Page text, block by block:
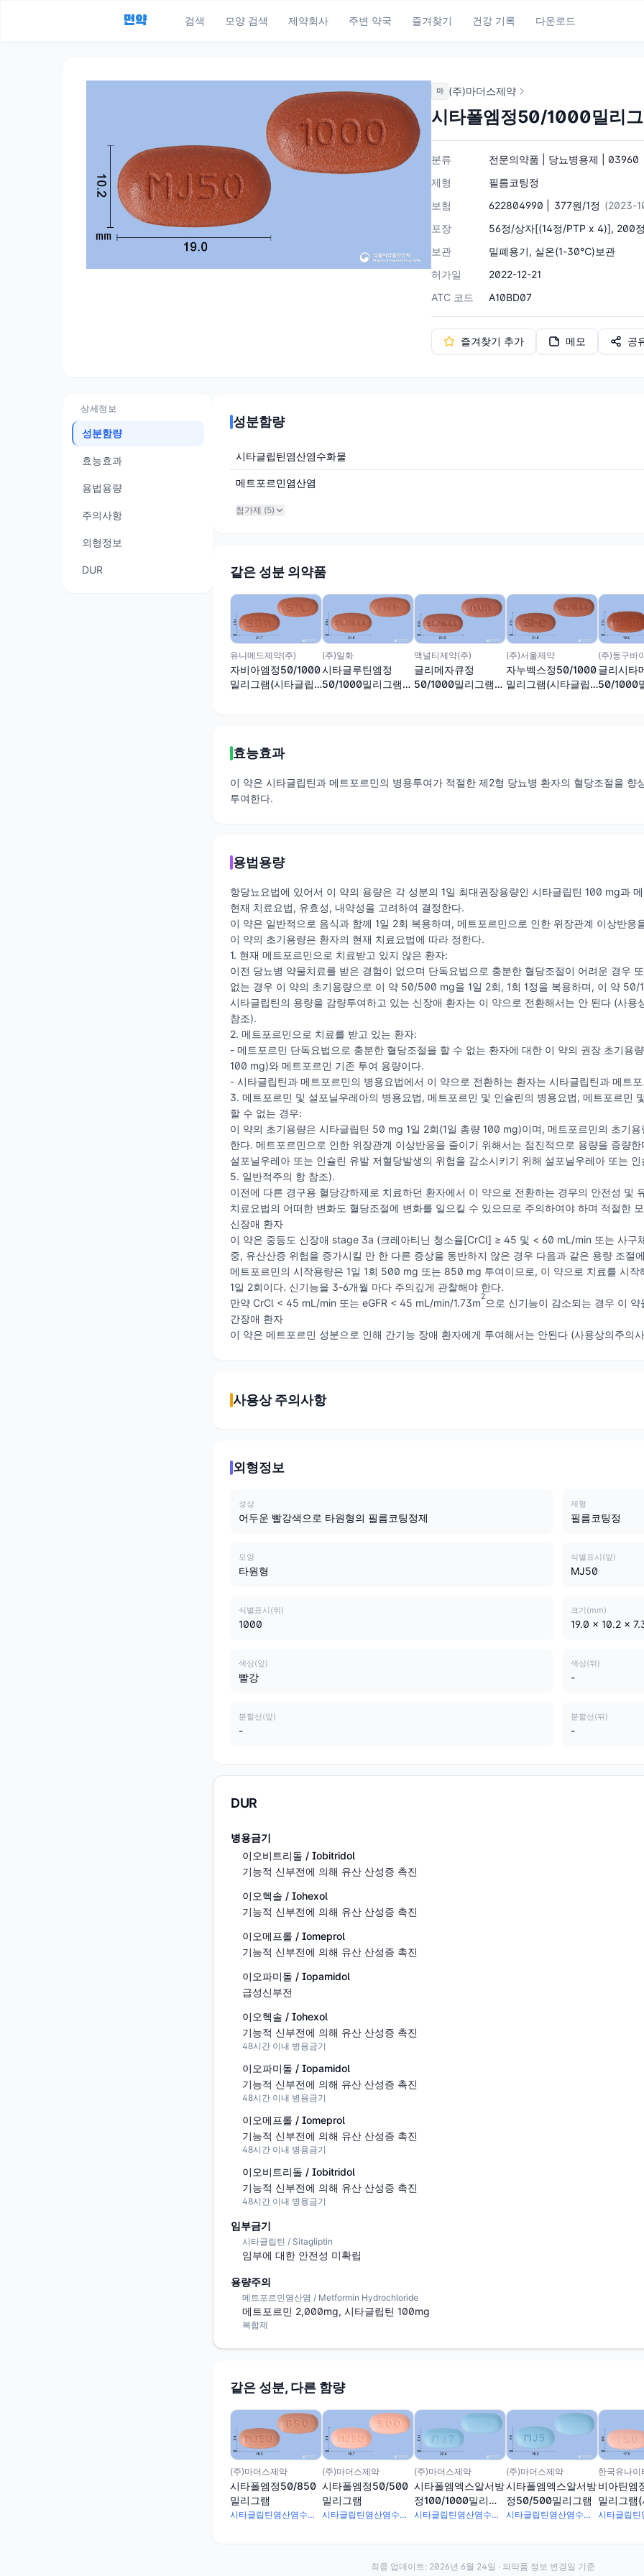
먼약 검색 모양 검색 제약회사 주변 약국 즐겨찾기 건강 기록 다운로드
마 (주)마더스제약
시타폴엠정50/1000밀리
분류
전문의약품 | 당뇨병용제 | 03960
제형
필름코팅정
보험
622804990 | 377원/1정 (2023-
포장
56정/상자[(14정/PTP x 4)], 200
보관
밀폐용기, 실온(1-30℃)보관
허가일
2022-12-21
ATC 코드
A10BD07
즐겨찾기 추가 메모 공
상세정보
성분함량
효능효과
용법용량
주의사항
외형정보
DUR
성분함량
시타글립틴염산염수화물
메트포르민염산염
첨가제 (5)
같은 성분 의약품
유니메드제약(주)
자비아엠정50/1000
밀리그램(시타글립
(주)일화
시타글루틴엠정
50/1000밀리그램
맥널티제약(주)
글리메자큐정
50/1000밀리그램
(주)서울제약
자누벡스정50/1000
밀리그램(시타글립
(주)동구바
글리시타
50/1000
효능효과
이 약은 시타글립틴과 메트포르민의 병용투여가 적절한 제2형 당뇨병 환자의 혈당조절을
투여한다.
용법용량
항당뇨요법에 있어서 이 약의 용량은 각 성분의 1일 최대권장용량인 시타글립틴 100 mg과
현재 치료요법, 유효성, 내약성을 고려하여 결정한다.
이 약은 일반적으로 음식과 함께 1일 2회 복용하며, 메트포르민으로 인한 위장관계 이상반
이 약의 초기용량은 환자의 현재 치료요법에 따라 정한다.
1. 현재 메트포르민으로 치료받고 있지 않은 환자:
이전 당뇨병 약물치료를 받은 경험이 없으며 단독요법으로 충분한 혈당조절이 어려운 경우
없는 경우 이 약의 초기용량으로 이 약 50/500 mg을 1일 2회, 1회 1정을 복용하며, 이 약
시타글립틴의 용량을 감량투여하고 있는 신장애 환자는 이 약으로 전환해서는 안 된다 (사
참조).
2. 메트포르민으로 치료를 받고 있는 환자:
- 메트포르민 단독요법으로 충분한 혈당조절을 할 수 없는 환자에 대한 이 약의 권장 초기용
100 mg)와 메트포르민 기존 투여 용량이다.
- 시타글립틴과 메트포르민의 병용요법에서 이 약으로 전환하는 환자는 시타글립틴과 메트
3. 메트포르민 및 설포닐우레아의 병용요법, 메트포르민 및 인슐린의 병용요법, 메트포르민
할 수 없는 경우:
이 약의 초기용량은 시타글립틴 50 mg 1일 2회(1일 총량 100 mg)이며, 메트포르민의 초기
한다. 메트포르민으로 인한 위장관계 이상반응을 줄이기 위해서는 점진적으로 용량을 증량
설포닐우레아 또는 인슐린 유발 저혈당발생의 위험을 감소시키기 위해 설포닐우레아 또는
5. 일반적주의 항 참조).
이전에 다른 경구용 혈당강하제로 치료하던 환자에서 이 약으로 전환하는 경우의 안전성 및
치료요법의 어떠한 변화도 혈당조절에 변화를 일으킬 수 있으므로 주의하여야 하며 적절한
신장애 환자
이 약은 중등도 신장애 stage 3a (크레아티닌 청소율[CrCl] ≥ 45 및 < 60 mL/min 또는 사구
중, 유산산증 위험을 증가시킬 만 한 다른 증상을 동반하지 않은 경우 다음과 같은 용량 조절
메트포르민의 시작용량은 1일 1회 500 mg 또는 850 mg 투여이므로, 이 약으로 치료를 시
1일 2회이다. 신기능을 3-6개월 마다 주의깊게 관찰해야 한다.
만약 CrCl < 45 mL/min 또는 eGFR < 45 mL/min/1.73m
2
으로 신기능이 감소되는 경우 이
간장애 환자
이 약은 메트포르민 성분으로 인해 간기능 장애 환자에게 투여해서는 안된다 (사용상의주의
사용상 주의사항
외형정보
성상
어두운 빨강색으로 타원형의 필름코팅정제
제형
필름코팅정
모양
타원형
식별표시(앞)
MJ50
식별표시(뒤)
1000
크기(mm)
19.0 x 10.2 x
색상(앞)
빨강
색상(뒤)
-
분할선(앞)
-
분할선(뒤)
-
DUR
병용금기
이오비트리돌 / Iobitridol
기능적 신부전에 의해 유산 산성증 촉진
이오헥솔 / Iohexol
기능적 신부전에 의해 유산 산성증 촉진
이오메프롤 / Iomeprol
기능적 신부전에 의해 유산 산성증 촉진
이오파미돌 / Iopamidol
급성신부전
이오헥솔 / Iohexol
기능적 신부전에 의해 유산 산성증 촉진
48시간 이내 병용금기
이오파미돌 / Iopamidol
기능적 신부전에 의해 유산 산성증 촉진
48시간 이내 병용금기
이오메프롤 / Iomeprol
기능적 신부전에 의해 유산 산성증 촉진
48시간 이내 병용금기
이오비트리돌 / Iobitridol
기능적 신부전에 의해 유산 산성증 촉진
48시간 이내 병용금기
임부금기
시타글립틴 / Sitagliptin
임부에 대한 안전성 미확립
용량주의
메트포르민염산염 / Metformin Hydrochloride
메트포르민 2,000mg, 시타글립틴 100mg
복합제
같은 성분, 다른 함량
(주)마더스제약
시타폴엠정50/850
밀리그램
시타글립틴염산염수화물 56.7mg · 메트포르민염산염 850mg
(주)마더스제약
시타폴엠정50/500
밀리그램
시타글립틴염산염수화물 56.7mg · 메트포르민염산염 500mg
(주)마더스제약
시타폴엠엑스알서방
정100/1000밀리그
램
시타글립틴염산염수화물 113.4mg · 메트포르민염산염 1000mg
(주)마더스제약
시타폴엠엑스알서방
정50/500밀리그램
시타글립틴염산염수화물 56.7mg · 메트포르민염산염 500mg
한국유나
비아틴엠
밀리그램
틴,메트포
최종 업데이트: 2026년 6월 24일 · 의약품 정보 변경일 기준